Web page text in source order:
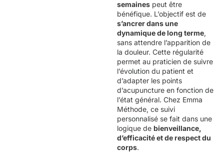
semaines peut être
bénéfique. L’objectif est de
s’ancrer dans une
dynamique de long terme,
sans attendre l’apparition de
la douleur. Cette régularité
permet au praticien de suivre
l’évolution du patient et
d’adapter les points
d’acupuncture en fonction de
l’état général. Chez Emma
Méthode, ce suivi
personnalisé se fait dans une
logique de bienveillance,
d’efficacité et de respect du
corps.